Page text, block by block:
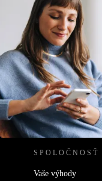
Už
REFURBED
SPOLOČNOSŤ
Vaše výhody